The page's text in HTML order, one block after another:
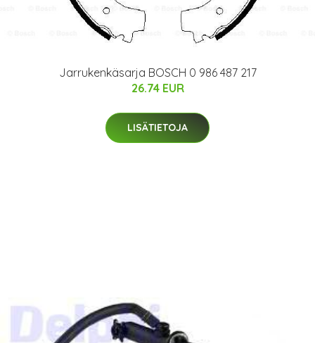
Jarrukenkäsarja BOSCH 0 986 487 217
26.74 EUR
LISÄTIETOJA